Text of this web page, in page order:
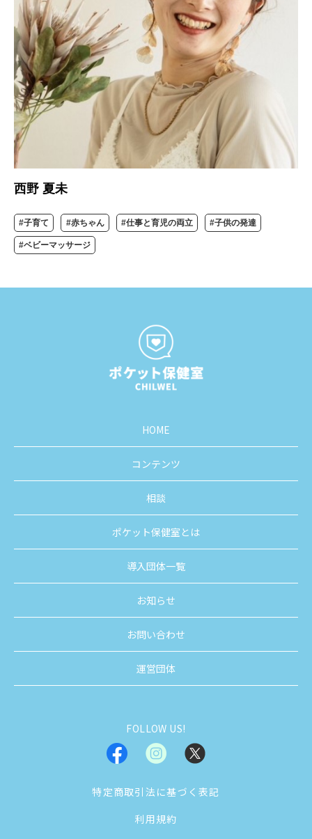
西野 夏未
#子育て #赤ちゃん #仕事と育児の両立 #子供の発達
#ベビーマッサージ
HOME
コンテンツ
相談
ポケット保健室とは
導入団体一覧
お知らせ
お問い合わせ
運営団体
FOLLOW US!
特定商取引法に基づく表記
利用規約